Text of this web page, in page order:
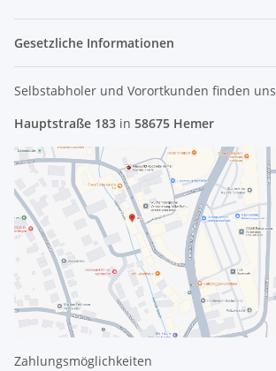
Gesetzliche Informationen
Selbstabholer und Vorortkunden finden uns
Hauptstraße 183 in 58675 Hemer
Zahlungsmöglichkeiten